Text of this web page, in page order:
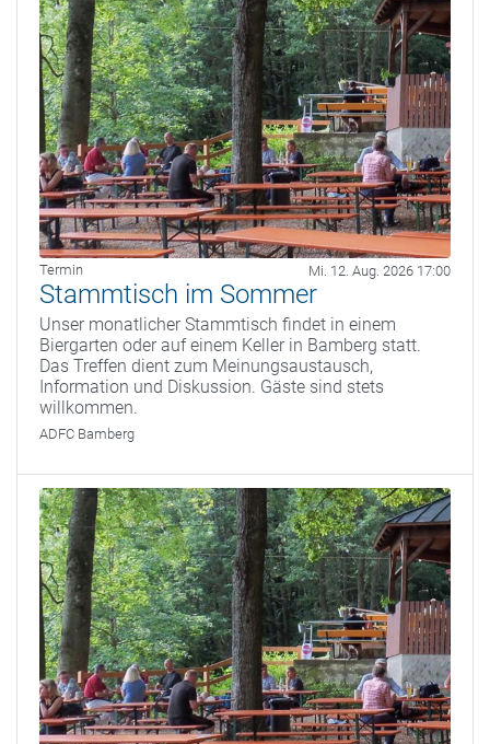
Termin Mi. 12. Aug. 2026 17:00
Stammtisch im Sommer
Unser monatlicher Stammtisch findet in einem
Biergarten oder auf einem Keller in Bamberg statt.
Das Treffen dient zum Meinungsaustausch,
Information und Diskussion. Gäste sind stets
willkommen.
ADFC Bamberg